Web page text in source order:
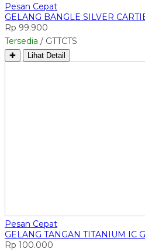
Pesan Cepat
GELANG BANGLE SILVER
Rp 99.900
Tersedia / GTTCTS
✚ Lihat Detail
Pesan Cepat
GELANG TANGAN TITANIUM IC
Rp 100.000